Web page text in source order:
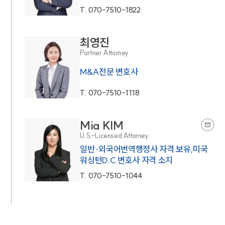
T. 070-7510-1822
최영진
Partner Attorney
M&A전문 변호사
T. 070-7510-1118
Mia KIM
U.S.-Licensed Attorney
일반·외국어번역행정사 자격 보유,미국
워싱턴D.C 변호사 자격 소지
T. 070-7510-1044